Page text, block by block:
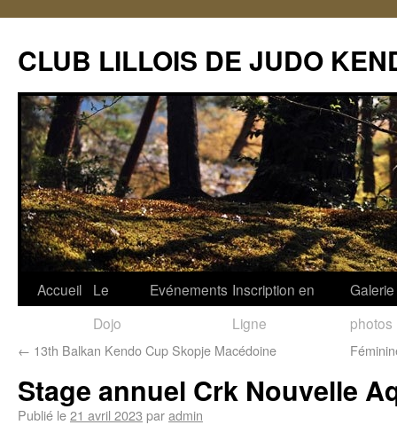
CLUB LILLOIS DE JUDO
Accueil
Le
Dojo
Evénements Inscription en
Ligne
Galerie
photos
← 13th Balkan Kendo Cup Skopje Macédoine
Stage annuel Crk Nouvelle
Publié le21 avril 2023 paradmin